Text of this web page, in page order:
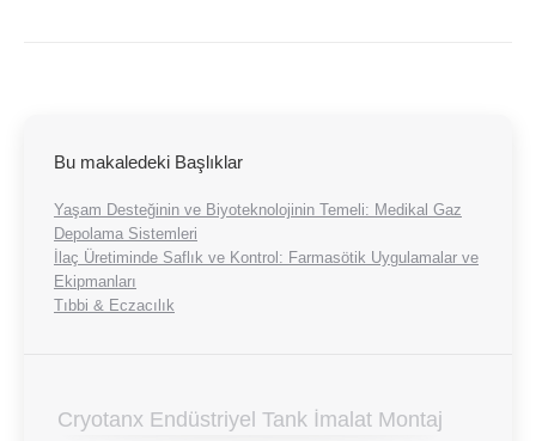
Bu makaledeki Başlıklar
Yaşam Desteğinin ve Biyoteknolojinin Temeli: Medikal Gaz
Depolama Sistemleri
İlaç Üretiminde Saflık ve Kontrol: Farmasötik Uygulamalar ve
Ekipmanları
Tıbbi & Eczacılık
Cryotanx Endüstriyel Tank İmalat Montaj